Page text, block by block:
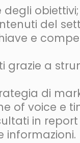
degli obiettivi;
del
e
grazie a
di
of voice e
in